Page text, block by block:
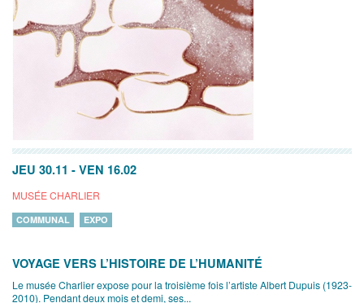
JEU 30.11 - VEN 16.02
MUSÉE CHARLIER
COMMUNAL EXPO
VOYAGE VERS L’HISTOIRE DE L’HUMANITÉ
Le musée Charlier expose pour la troisième fois l’artiste Albert Dupuis (1923-
2010). Pendant deux mois et demi, ses...